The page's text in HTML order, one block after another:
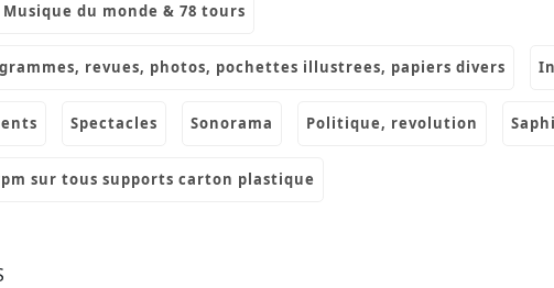
musique du monde & 78 tours
revues, photos, pochettes illustrees, papiers divers
spectacles sonorama politique, revolution
rpm sur tous supports carton plastique